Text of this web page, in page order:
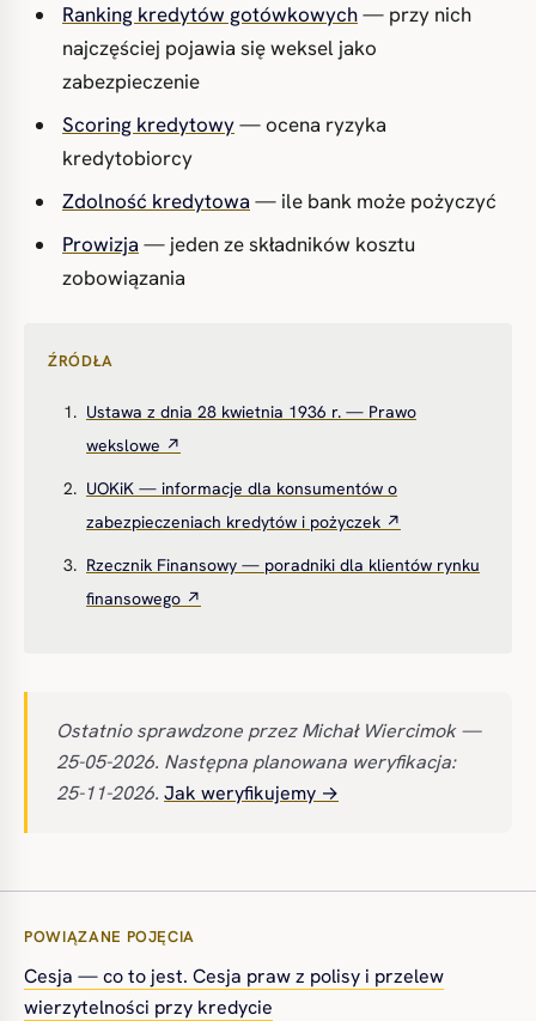
Ranking kredytów gotówkowych— przy nich
najczęściej pojawia się weksel jako
zabezpieczenie
Scoring kredytowy— ocena ryzyka
kredytobiorcy
Zdolność kredytowa — ile bank może pożyczyć
Prowizja — jeden ze składników kosztu
zobowiązania
ŹRÓDŁA
Ustawa z dnia 28 kwietnia 1936 r. — Prawo
wekslowe ↗
UOKiK — informacje dla konsumentów o
zabezpieczeniach kredytów i pożyczek ↗
Rzecznik Finansowy — poradniki dla klientów rynku
finansowego ↗
Ostatnio sprawdzone przez Michał Wiercimok —
25-05-2026. Następna planowana weryfikacja:
25-11-2026. Jak weryfikujemy →
POWIĄZANE POJĘCIA
Cesja — co to jest. Cesja praw z polisy i przelew
wierzytelności przy kredycie